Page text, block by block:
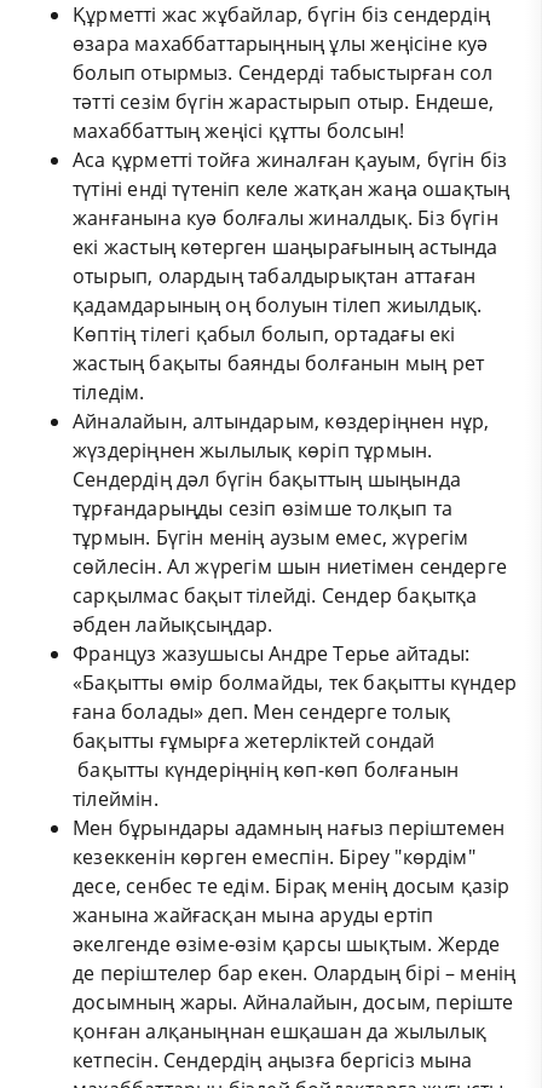
Құрметті жас жұбайлар, бүгін біз сендердің
өзара махаббаттарыңның ұлы жеңісіне куә
болып отырмыз. Сендерді табыстырған сол
тәтті сезім бүгін жарастырып отыр. Ендеше,
махаббаттың жеңісі құтты болсын!
Аса құрметті тойға жиналған қауым, бүгін біз
түтіні енді түтеніп келе жатқан жаңа ошақтың
жанғанына куә болғалы жиналдық. Біз бүгін
екі жастың көтерген шаңырағының астында
отырып, олардың табалдырықтан аттаған
қадамдарының оң болуын тілеп жиылдық.
Көптің тілегі қабыл болып, ортадағы екі
жастың бақыты баянды болғанын мың рет
тіледім.
Айналайын, алтындарым, көздеріңнен нұр,
жүздеріңнен жылылық көріп тұрмын.
Сендердің дәл бүгін бақыттың шыңында
тұрғандарыңды сезіп өзімше толқып та
тұрмын. Бүгін менің аузым емес, жүрегім
сөйлесін. Ал жүрегім шын ниетімен сендерге
сарқылмас бақыт тілейді. Сендер бақытқа
әбден лайықсыңдар.
Француз жазушысы Андре Терье айтады:
«Бақытты өмір болмайды, тек бақытты күндер
ғана болады» деп. Мен сендерге толық
бақытты ғұмырға жетерліктей сондай
бақытты күндеріңнің көп-көп болғанын
тілеймін.
Мен бұрындары адамның нағыз періштемен
кезеккенін көрген емеспін. Біреу "көрдім"
десе, сенбес те едім. Бірақ менің досым қазір
жанына жайғасқан мына аруды ертіп
әкелгенде өзіме-өзім қарсы шықтым. Жерде
де періштелер бар екен. Олардың бірі – менің
досымның жары. Айналайын, досым, періште
қонған алқаныңнан ешқашан да жылылық
кетпесін. Сендердің аңызға бергісіз мына